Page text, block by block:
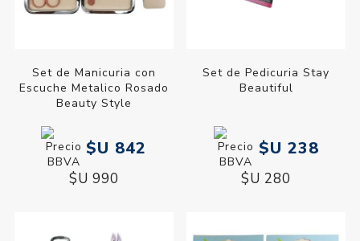
Set de Manicuria con
Escuche Metalico Rosado
Beauty Style
$U 842
$U 990
Set de Pedicuria Stay
Beautiful
$U 238
$U 280